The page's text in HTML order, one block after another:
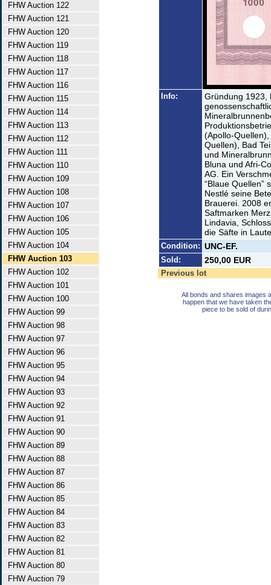
FHW Auction 122
FHW Auction 121
FHW Auction 120
FHW Auction 119
FHW Auction 118
FHW Auction 117
FHW Auction 116
FHW Auction 115
FHW Auction 114
FHW Auction 113
FHW Auction 112
FHW Auction 111
FHW Auction 110
FHW Auction 109
FHW Auction 108
FHW Auction 107
FHW Auction 106
FHW Auction 105
FHW Auction 104
FHW Auction 103
FHW Auction 102
FHW Auction 101
FHW Auction 100
FHW Auction 99
FHW Auction 98
FHW Auction 97
FHW Auction 96
FHW Auction 95
FHW Auction 94
FHW Auction 93
FHW Auction 92
FHW Auction 91
FHW Auction 90
FHW Auction 89
FHW Auction 88
FHW Auction 87
FHW Auction 86
FHW Auction 85
FHW Auction 84
FHW Auction 83
FHW Auction 82
FHW Auction 81
FHW Auction 80
FHW Auction 79
Info:
Gründung 1923,
(Apollo-
Quellen), Bad
und
Bluna und Afri-
AG. Ein
“Blaue Quellen”
Nestlé seine
Brauerei. 2008
Saftmarken
Lindavia,
die Säfte in
Condition: UNC-EF.
Sold: 250,00 EUR
Previous lot
All bonds and shares images
happen that we have taken
piece to be sold of